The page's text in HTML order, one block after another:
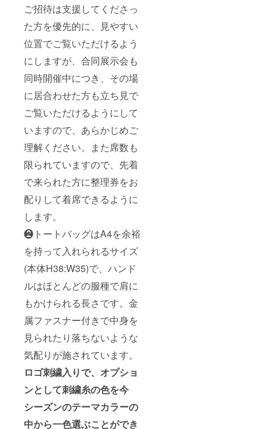
ご招待は支援してくださっ
た方を優先的に、見やすい
位置でご覧いただけるよう
にしますが、合同展示会も
同時開催中につき、その場
に居合わせた方も立ち見で
ご覧いただけるようにして
いますので、あらかじめご
理解ください。また席数も
限られていますので、先着
で来られた方に整理券をお
配りして着席できるように
します。
❷トートバッグはA4を余裕
を持って入れられるサイズ
(本体H38:W35)で、ハンド
ルはほとんどの服種で肩に
もかけられる長さです。金
属ファスナー付きで中身を
見られたり落ちないような
気配りが施されています。
ロゴ刺繍入りで、オプショ
ンとして刺繍糸の色を今
シーズンのテーマカラーの
中から一色選ぶことができ